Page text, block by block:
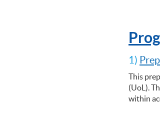
1)
This
(UoL).
within